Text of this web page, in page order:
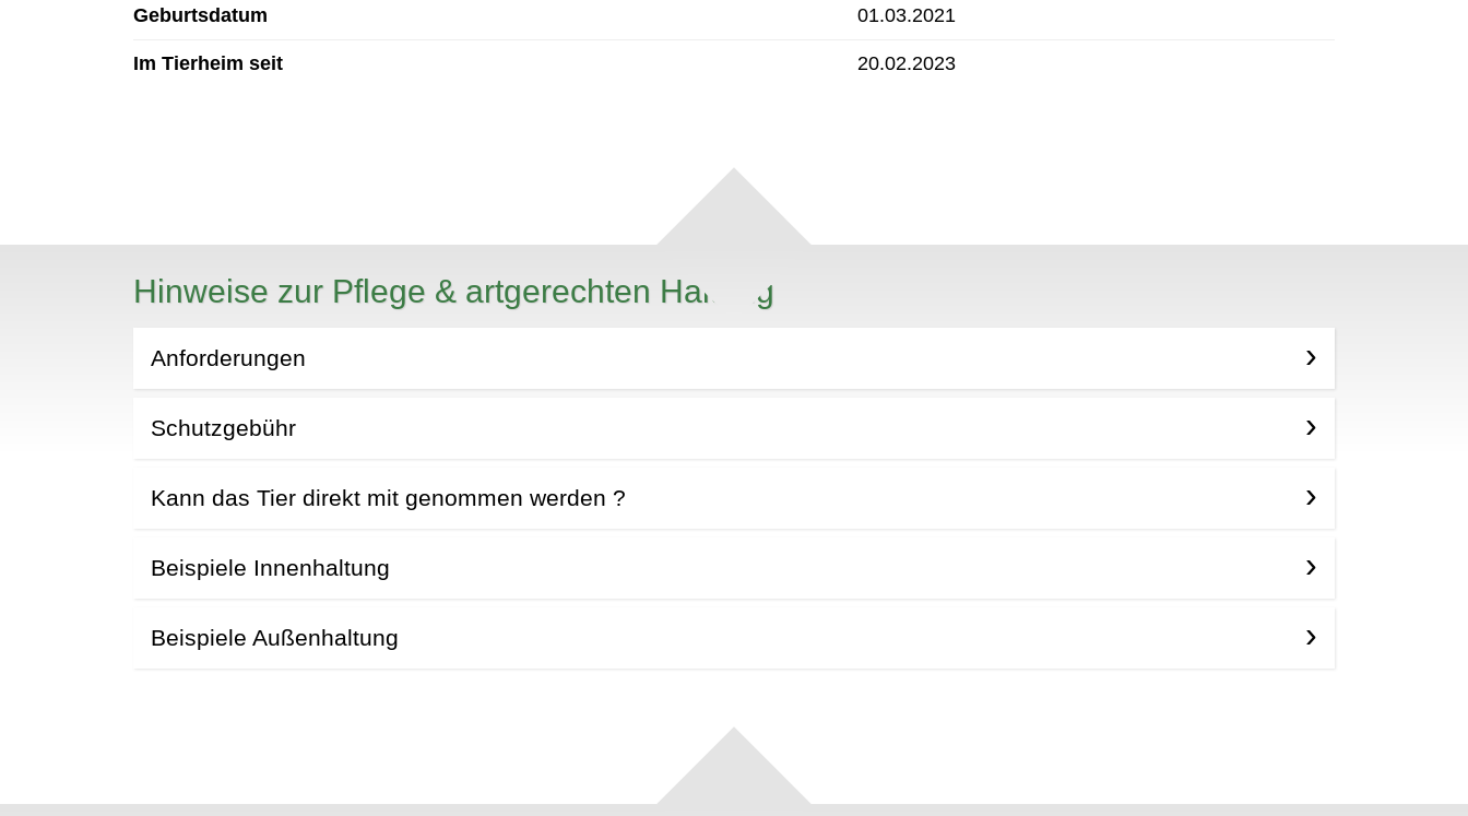
Geburtsdatum 01.03.2021
Im Tierheim seit 20.02.2023
Hinweise zur Pflege & artgerechten Haltung
Anforderungen
Schutzgebühr
Kann das Tier direkt mit genommen werden ?
Beispiele Innenhaltung
Beispiele Außenhaltung